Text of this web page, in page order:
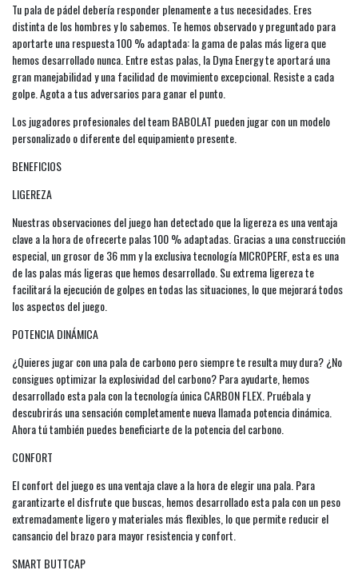
Tu pala de pádel debería responder plenamente a tus necesidades. Eres
distinta de los hombres y lo sabemos. Te hemos observado y preguntado para
aportarte una respuesta 100 % adaptada: la gama de palas más ligera que
hemos desarrollado nunca. Entre estas palas, la Dyna Energy te aportará una
gran manejabilidad y una facilidad de movimiento excepcional. Resiste a cada
golpe. Agota a tus adversarios para ganar el punto.
Los jugadores profesionales del team BABOLAT pueden jugar con un modelo
personalizado o diferente del equipamiento presente.
BENEFICIOS
LIGEREZA
Nuestras observaciones del juego han detectado que la ligereza es una ventaja
clave a la hora de ofrecerte palas 100 % adaptadas. Gracias a una construcción
especial, un grosor de 36 mm y la exclusiva tecnología MICROPERF, esta es una
de las palas más ligeras que hemos desarrollado. Su extrema ligereza te
facilitará la ejecución de golpes en todas las situaciones, lo que mejorará todos
los aspectos del juego.
POTENCIA DINÁMICA
¿Quieres jugar con una pala de carbono pero siempre te resulta muy dura? ¿No
consigues optimizar la explosividad del carbono? Para ayudarte, hemos
desarrollado esta pala con la tecnología única CARBON FLEX. Pruébala y
descubrirás una sensación completamente nueva llamada potencia dinámica.
Ahora tú también puedes beneficiarte de la potencia del carbono.
CONFORT
El confort del juego es una ventaja clave a la hora de elegir una pala. Para
garantizarte el disfrute que buscas, hemos desarrollado esta pala con un peso
extremadamente ligero y materiales más flexibles, lo que permite reducir el
cansancio del brazo para mayor resistencia y confort.
SMART BUTTCAP